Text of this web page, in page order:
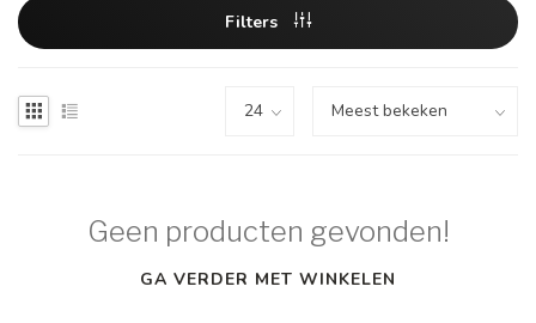
Filters
Geen producten gevonden!
GA VERDER MET WINKELEN